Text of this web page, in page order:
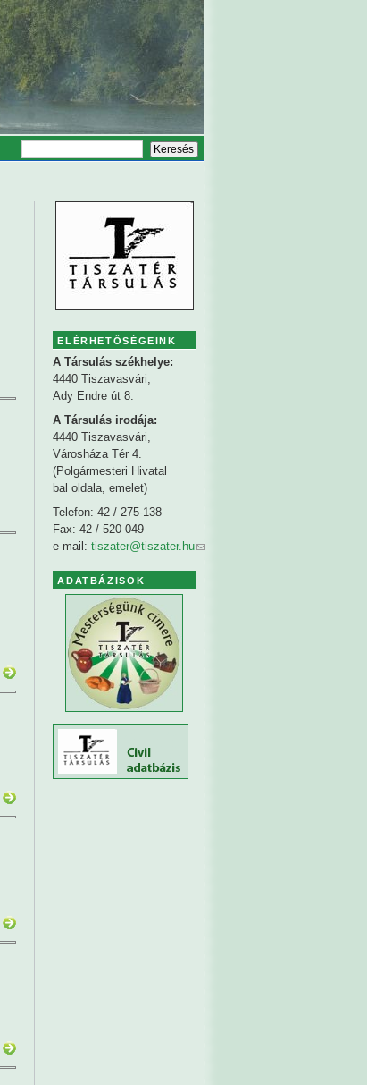
ELÉRHETŐSÉGEINK
A Társulás székhelye:
4440 Tiszavasvári,
Ady Endre út 8.
A Társulás irodája:
4440 Tiszavasvári,
Városháza Tér 4.
(Polgármesteri Hivatal
bal oldala, emelet)
Telefon: 42 / 275-138
Fax: 42 / 520-049
e-mail: tiszater@tiszater.hu
ADATBÁZISOK